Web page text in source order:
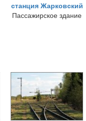
станция Жарковский
Пассажирское здание